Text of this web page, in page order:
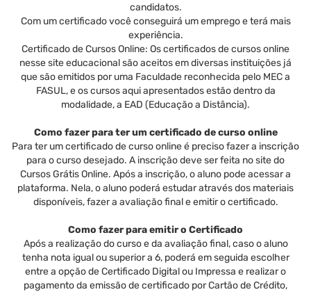
candidatos.
Com um certificado você conseguirá um emprego e terá mais
experiência.
Certificado de Cursos Online: Os certificados de cursos online
nesse site educacional são aceitos em diversas instituições já
que são emitidos por uma Faculdade reconhecida pelo MEC a
FASUL, e os cursos aqui apresentados estão dentro da
modalidade, a EAD (Educação a Distância).
Como fazer para ter um certificado de curso online
Para ter um certificado de curso online é preciso fazer a inscrição
para o curso desejado. A inscrição deve ser feita no site do
Cursos Grátis Online. Após a inscrição, o aluno pode acessar a
plataforma. Nela, o aluno poderá estudar através dos materiais
disponíveis, fazer a avaliação final e emitir o certificado.
Como fazer para emitir o Certificado
Após a realização do curso e da avaliação final, caso o aluno
tenha nota igual ou superior a 6, poderá em seguida escolher
entre a opção de Certificado Digital ou Impressa e realizar o
pagamento da emissão de certificado por Cartão de Crédito,